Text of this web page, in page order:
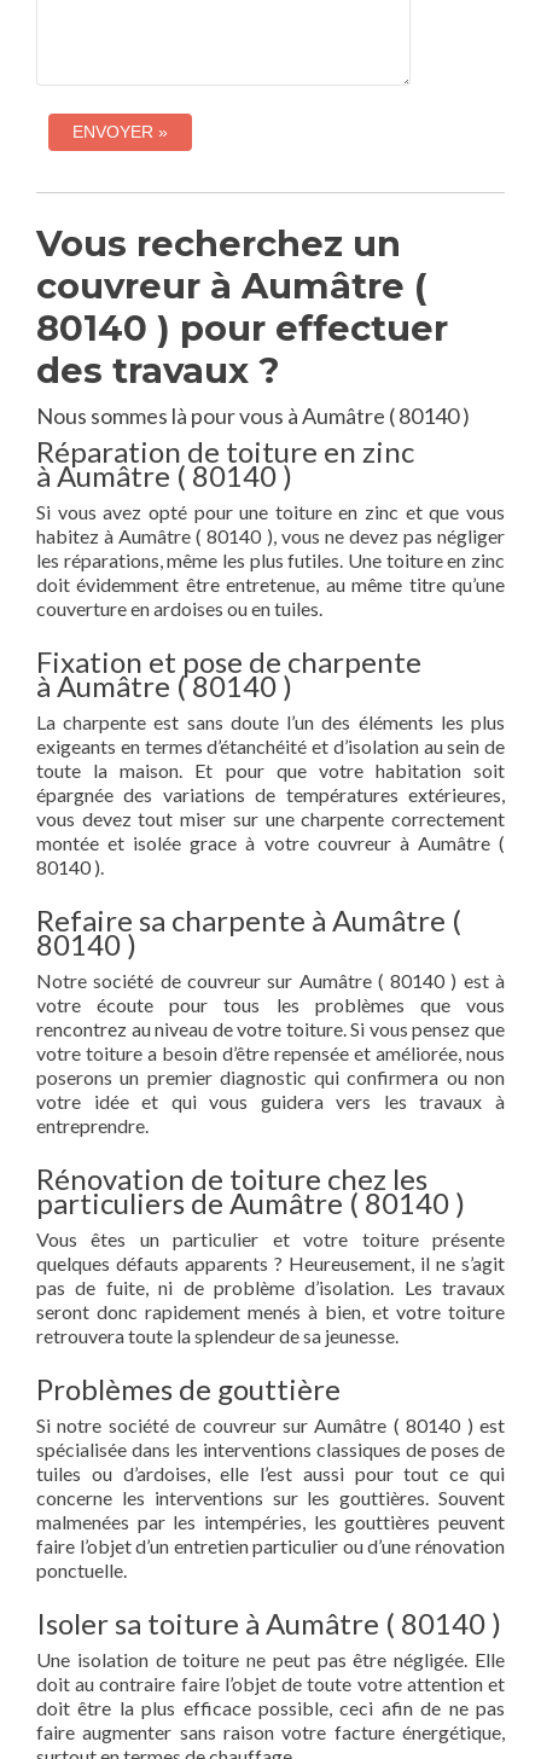
Vous recherchez un
couvreur à Aumâtre (
80140 ) pour effectuer
des travaux ?
Nous sommes là pour vous à Aumâtre ( 80140 )
Réparation de toiture en zinc
à Aumâtre ( 80140 )
Si vous avez opté pour une toiture en zinc et que vous
habitez à Aumâtre ( 80140 ), vous ne devez pas négliger
les réparations, même les plus futiles. Une toiture en zinc
doit évidemment être entretenue, au même titre qu’une
couverture en ardoises ou en tuiles.
Fixation et pose de charpente
à Aumâtre ( 80140 )
La charpente est sans doute l’un des éléments les plus
exigeants en termes d’étanchéité et d’isolation au sein de
toute la maison. Et pour que votre habitation soit
épargnée des variations de températures extérieures,
vous devez tout miser sur une charpente correctement
montée et isolée grace à votre couvreur à Aumâtre (
80140 ).
Refaire sa charpente à Aumâtre (
80140 )
Notre société de couvreur sur Aumâtre ( 80140 ) est à
votre écoute pour tous les problèmes que vous
rencontrez au niveau de votre toiture. Si vous pensez que
votre toiture a besoin d’être repensée et améliorée, nous
poserons un premier diagnostic qui confirmera ou non
votre idée et qui vous guidera vers les travaux à
entreprendre.
Rénovation de toiture chez les
particuliers de Aumâtre ( 80140 )
Vous êtes un particulier et votre toiture présente
quelques défauts apparents ? Heureusement, il ne s’agit
pas de fuite, ni de problème d’isolation. Les travaux
seront donc rapidement menés à bien, et votre toiture
retrouvera toute la splendeur de sa jeunesse.
Problèmes de gouttière
Si notre société de couvreur sur Aumâtre ( 80140 ) est
spécialisée dans les interventions classiques de poses de
tuiles ou d’ardoises, elle l’est aussi pour tout ce qui
concerne les interventions sur les gouttières. Souvent
malmenées par les intempéries, les gouttières peuvent
faire l’objet d’un entretien particulier ou d’une rénovation
ponctuelle.
Isoler sa toiture à Aumâtre ( 80140 )
Une isolation de toiture ne peut pas être négligée. Elle
doit au contraire faire l’objet de toute votre attention et
doit être la plus efficace possible, ceci afin de ne pas
faire augmenter sans raison votre facture énergétique,